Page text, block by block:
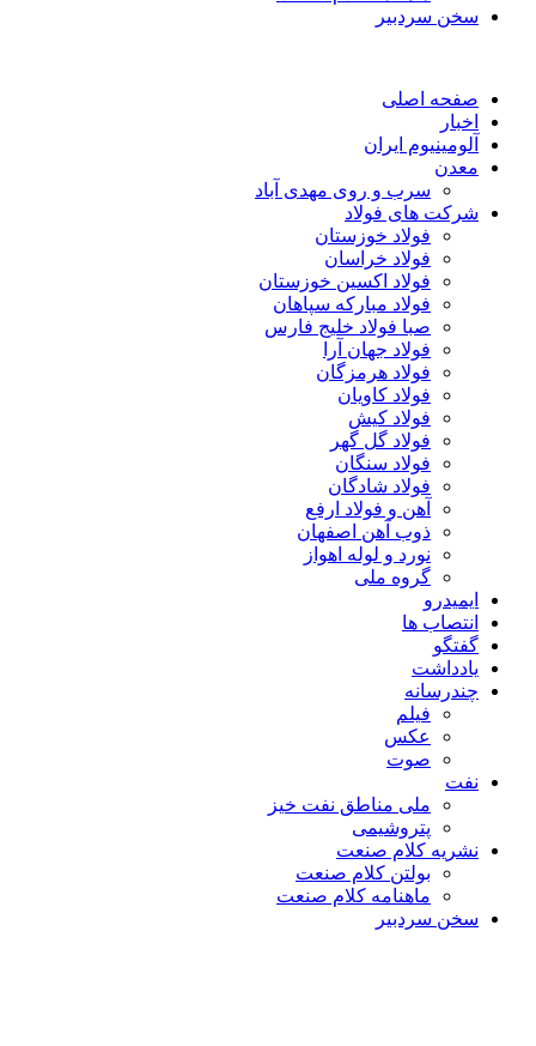
سخن سردبیر
صفحه اصلی
اخبار
آلومینیوم ایران
معدن
سرب و روی مهدی آباد
شرکت های فولاد
فولاد خوزستان
فولاد خراسان
فولاد اکسین خوزستان
فولاد مبارکه سپاهان
صبا فولاد خلیج فارس
فولاد جهان آرا
فولاد هرمزگان
فولاد کاویان
فولاد کیش
فولاد گل گهر
فولاد سنگان
فولاد شادگان
آهن و فولاد ارفع
ذوب آهن اصفهان
نورد و لوله اهواز
گروه ملی
ایمیدرو
انتصاب ها
گفتگو
یادداشت
چندرسانه
فیلم
عکس
صوت
نفت
ملی مناطق نفت خیز
پتروشیمی
نشریه کلام صنعت
بولتن کلام صنعت
ماهنامه کلام صنعت
سخن سردبیر